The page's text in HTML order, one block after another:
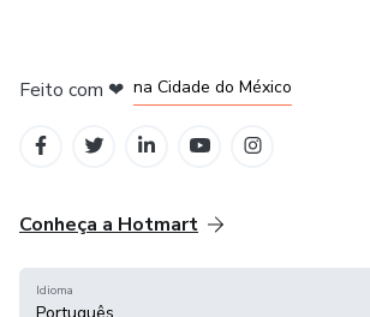
Feito com ❤ na Cidade do México
Conheça a Hotmart
Idioma
Português